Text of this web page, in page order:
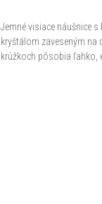
Jemné visiace náušnice s
kryštálom zaveseným na
krúžkoch pôsobia ľahko,
prirodzene doplnia